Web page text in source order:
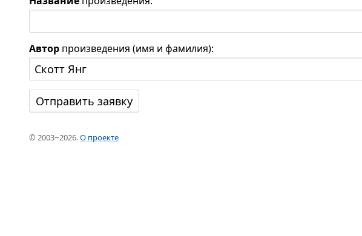
Автор произведения (имя и фамилия):
© 2003−2026.О проекте